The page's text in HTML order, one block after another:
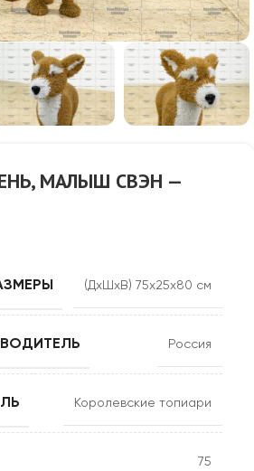
МАЛЫШ СВЭН —
(ДхШхВ) 75х25х80 см
Россия
Королевские топиари
75